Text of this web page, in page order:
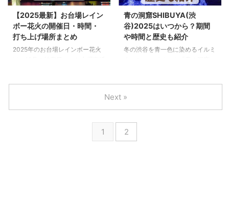
間で、大人も子どもも思わず心が
ほっこり。 この記事では、今す
ぐ「行きたい！」イベントの情報
をまとめてご紹介します。 イベ
ント概要 キキ&ララと過ごす冬の
くらライトアップまで…。 まるで
雪国にワープしたような冬の特別
体験が、東京の真ん中で楽しめま
す。 しかも 入場無料。家族と行
✔ 雪遊びの内容✔ 事前予約 ...
【2025最新】お台場レイン
ボー花火の開催日・時間・
打ち上げ場所まとめ
2025年のお台場レインボー花火
日は全5回。毎回19:00から約5分
間。 音楽と合わせた「ミュージ
ック花火」やクリスマスイブの特
別演出もあり、家族・カップル・
青の洞窟SHIBUYA(渋
谷)2025はいつから？期間
や時間と歴史も紹介
冬の渋谷を青一色に染めるイルミ
(木) に開催されます。 点灯時間
は 17:00〜22:00。渋谷公園通り
から代々木公園ケヤキ並木まで約
900mが、青の光のトンネルに変
わります。 お出かけ前に「雰囲
1 2
Next »